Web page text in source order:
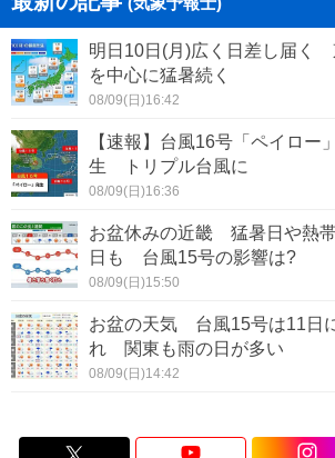
明日10日(月)広く日差し届く
を中心に猛暑続く
08/09(日)16:42
【速報】台風16号「ペイロー
生 トリプル台風に
08/09(日)16:36
お盆休みの近畿 猛暑日や熱
日も 台風15号の影響は?
08/09(日)15:50
お盆の天気 台風15号は11日
れ 関東も雨の日が多い
08/09(日)14:42